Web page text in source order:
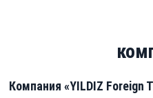
Компания «YILDIZ Foreign